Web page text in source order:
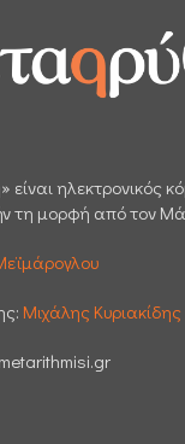
ηλεκτρονικός
τη μορφή από τον
Μιχάλης Κυριακίδης